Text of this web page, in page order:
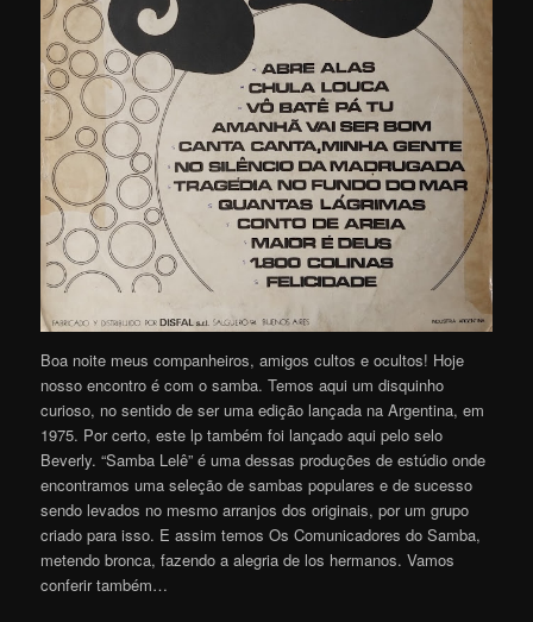
Boa noite meus companheiros, amigos cultos e ocultos! Hoje
nosso encontro é com o samba. Temos aqui um disquinho
curioso, no sentido de ser uma edição lançada na Argentina, em
1975. Por certo, este lp também foi lançado aqui pelo selo
Beverly. “Samba Lelê” é uma dessas produções de estúdio onde
encontramos uma seleção de sambas populares e de sucesso
sendo levados no mesmo arranjos dos originais, por um grupo
criado para isso. E assim temos Os Comunicadores do Samba,
metendo bronca, fazendo a alegria de los hermanos. Vamos
conferir também…